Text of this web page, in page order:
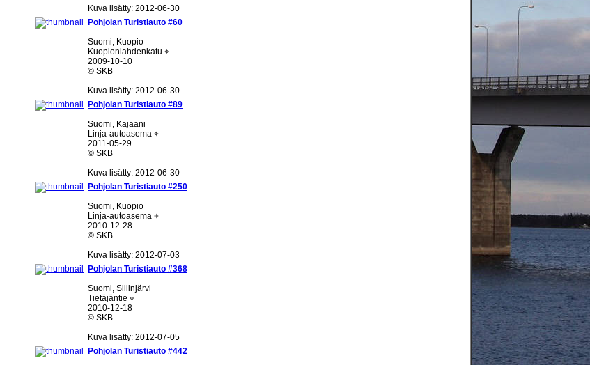
Kuva lisätty: 2012-06-30
Pohjolan Turistiauto #60
Suomi, Kuopio
Kuopionlahdenkatu ⌖
2009-10-10
© SKB
Kuva lisätty: 2012-06-30
Pohjolan Turistiauto #89
Suomi, Kajaani
Linja-autoasema ⌖
2011-05-29
© SKB
Kuva lisätty: 2012-06-30
Pohjolan Turistiauto #250
Suomi, Kuopio
Linja-autoasema ⌖
2010-12-28
© SKB
Kuva lisätty: 2012-07-03
Pohjolan Turistiauto #368
Suomi, Siilinjärvi
Tietäjäntie ⌖
2010-12-18
© SKB
Kuva lisätty: 2012-07-05
Pohjolan Turistiauto #442